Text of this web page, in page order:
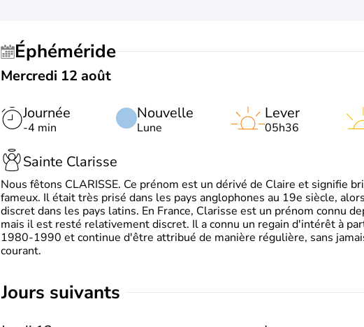
Éphéméride
Mercredi 12 août
Journée
-4 min
Nouvelle
Lune
Lever
05h36
Sainte Clarisse
Nous fêtons CLARISSE. Ce prénom est un dérivé de Claire et signifie
fameux. Il était très prisé dans les pays anglophones au 19e siècle,
discret dans les pays latins. En France, Clarisse est un prénom connu
mais il est resté relativement discret. Il a connu un regain d'intérêt à
1980-1990 et continue d'être attribué de manière régulière, sans
courant.
jours suivants